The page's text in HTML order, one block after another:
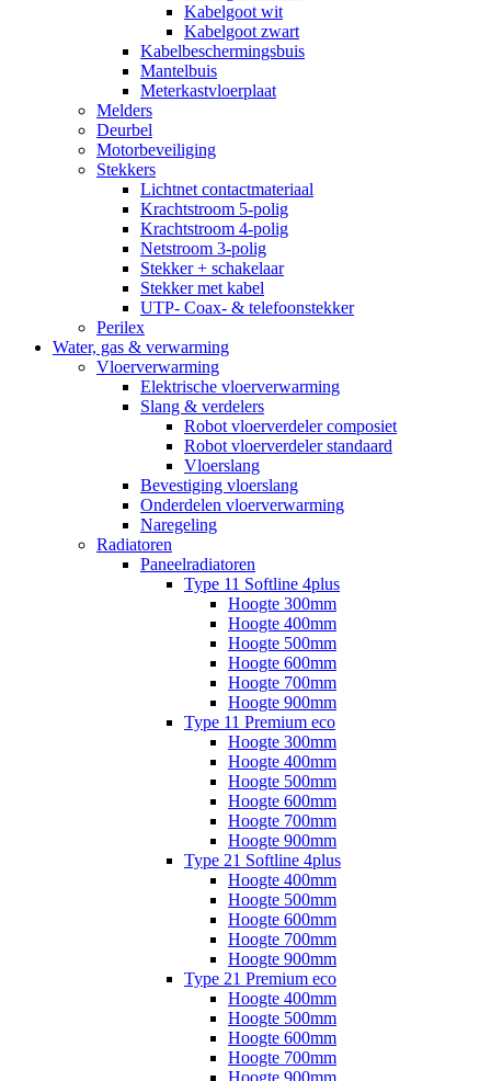
Kabelgoot wit
Kabelgoot zwart
Kabelbeschermingsbuis
Mantelbuis
Meterkastvloerplaat
Melders
Deurbel
Motorbeveiliging
Stekkers
Lichtnet contactmateriaal
Krachtstroom 5-polig
Krachtstroom 4-polig
Netstroom 3-polig
Stekker + schakelaar
Stekker met kabel
UTP- Coax- & telefoonstekker
Perilex
Water, gas & verwarming
Vloerverwarming
Elektrische vloerverwarming
Slang & verdelers
Robot vloerverdeler composiet
Robot vloerverdeler standaard
Vloerslang
Bevestiging vloerslang
Onderdelen vloerverwarming
Naregeling
Radiatoren
Paneelradiatoren
Type 11 Softline 4plus
Hoogte 300mm
Hoogte 400mm
Hoogte 500mm
Hoogte 600mm
Hoogte 700mm
Hoogte 900mm
Type 11 Premium eco
Hoogte 300mm
Hoogte 400mm
Hoogte 500mm
Hoogte 600mm
Hoogte 700mm
Hoogte 900mm
Type 21 Softline 4plus
Hoogte 400mm
Hoogte 500mm
Hoogte 600mm
Hoogte 700mm
Hoogte 900mm
Type 21 Premium eco
Hoogte 400mm
Hoogte 500mm
Hoogte 600mm
Hoogte 700mm
Hoogte 900mm